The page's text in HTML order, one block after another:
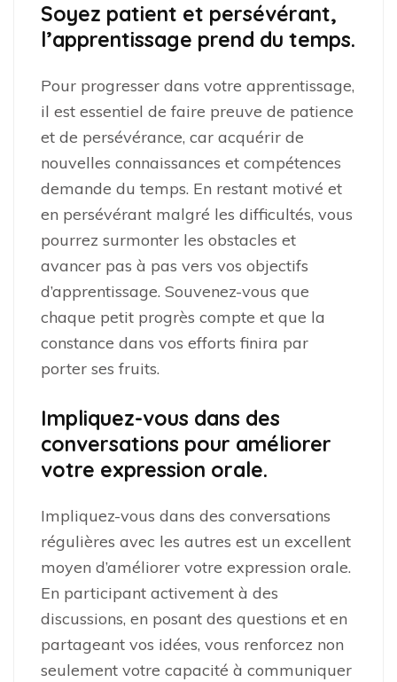
Soyez patient et persévérant,
l’apprentissage prend du temps.
Pour progresser dans votre apprentissage,
il est essentiel de faire preuve de patience
et de persévérance, car acquérir de
nouvelles connaissances et compétences
demande du temps. En restant motivé et
en persévérant malgré les difficultés, vous
pourrez surmonter les obstacles et
avancer pas à pas vers vos objectifs
d’apprentissage. Souvenez-vous que
chaque petit progrès compte et que la
constance dans vos efforts finira par
porter ses fruits.
Impliquez-vous dans des
conversations pour améliorer
votre expression orale.
Impliquez-vous dans des conversations
régulières avec les autres est un excellent
moyen d’améliorer votre expression orale.
En participant activement à des
discussions, en posant des questions et en
partageant vos idées, vous renforcez non
seulement votre capacité à communiquer